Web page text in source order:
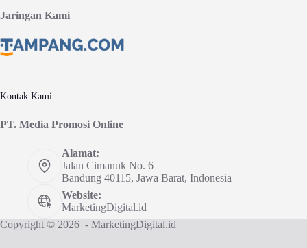
Jaringan Kami
Kontak Kami
PT. Media Promosi Online
Alamat:
Jalan Cimanuk No. 6
Bandung 40115, Jawa Barat, Indonesia
Website:
MarketingDigital.id
Copyright © 2026 - MarketingDigital.id